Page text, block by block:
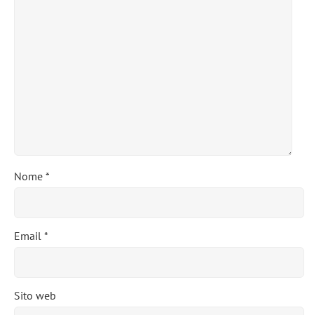
Nome *
Email *
Sito web